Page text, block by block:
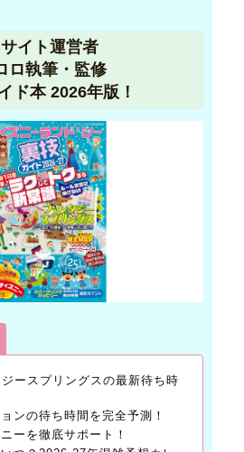
イト運営者
ロ執筆・監修
ド本 2026年版！
ジースプリングスの最新待ち時
ンの待ち時間を完全予測！
ーを徹底サポート！